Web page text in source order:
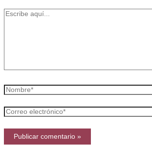
Escribe
Nombre*
Correo
electrónico*